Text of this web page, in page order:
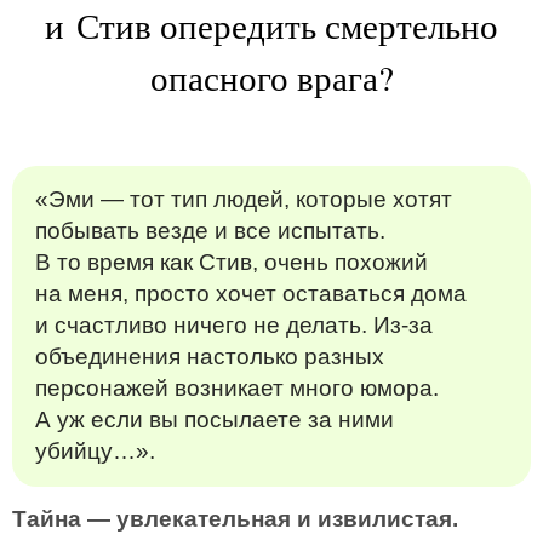
и Стив опередить смертельно
опасного врага?
«Эми — тот тип людей, которые хотят
побывать везде и все испытать.
В то время как Стив, очень похожий
на меня, просто хочет оставаться дома
и счастливо ничего не делать. Из-за
объединения настолько разных
персонажей возникает много юмора.
А уж если вы посылаете за ними
убийцу…».
Тайна — увлекательная и извилистая.